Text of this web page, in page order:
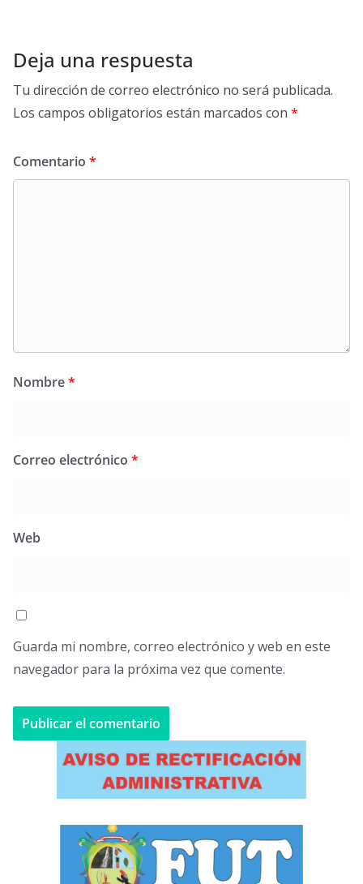
Deja una respuesta
Tu dirección de correo electrónico no será publicada.
Los campos obligatorios están marcados con *
Comentario *
Nombre*
Correo electrónico *
Web
Guarda mi nombre, correo electrónico y web en este
navegador para la próxima vez que comente.